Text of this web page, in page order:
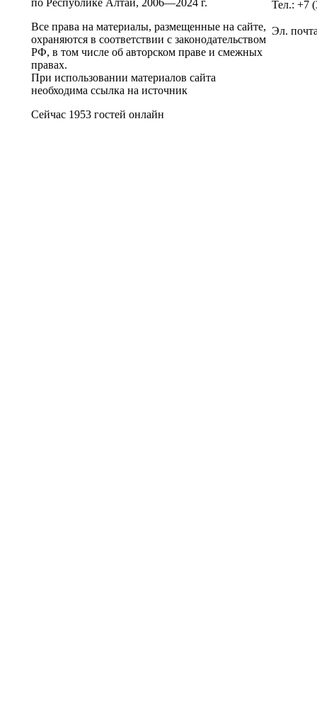
по Республике Алтай, 2006—2024 г.
Все права на материалы, размещенные на сайте,
охраняются в соответствии с законодательством
РФ, в том числе об авторском праве и смежных
правах.
При использовании материалов сайта
необходима ссылка на источник
Сейчас 1953 гостей онлайн
Тел.: +7
Эл.